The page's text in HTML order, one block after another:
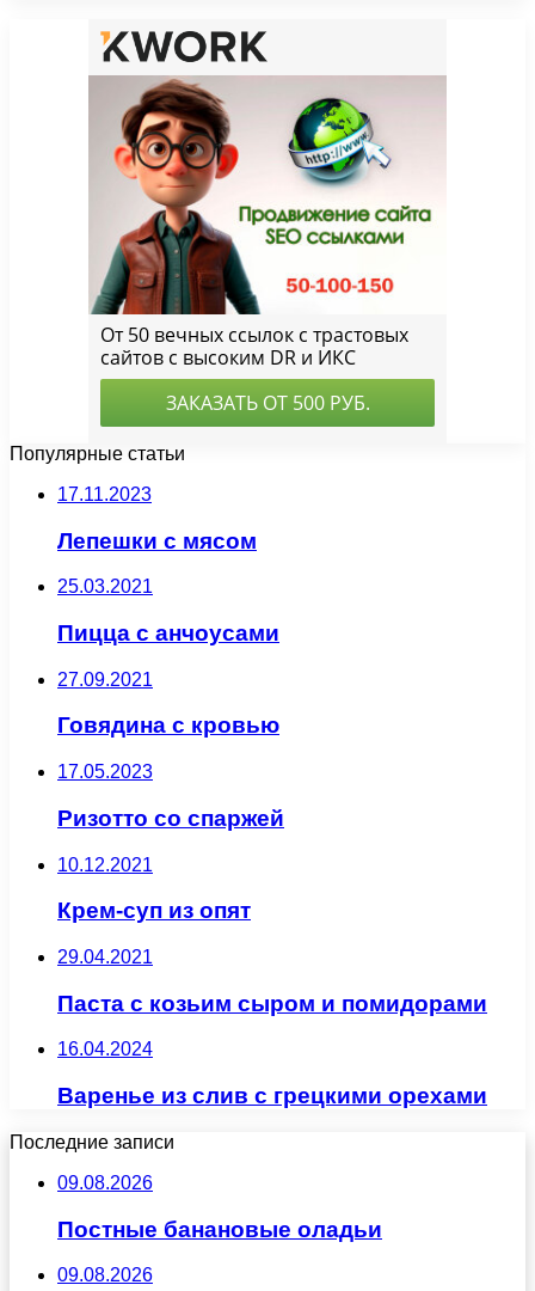
Популярные статьи
17.11.2023
Лепешки с мясом
25.03.2021
Пицца с анчоусами
27.09.2021
Говядина с кровью
17.05.2023
Ризотто со спаржей
10.12.2021
Крем-суп из опят
29.04.2021
Паста с козьим сыром и помидорами
16.04.2024
Варенье из слив с грецкими орехами
Последние записи
09.08.2026
Постные банановые оладьи
09.08.2026